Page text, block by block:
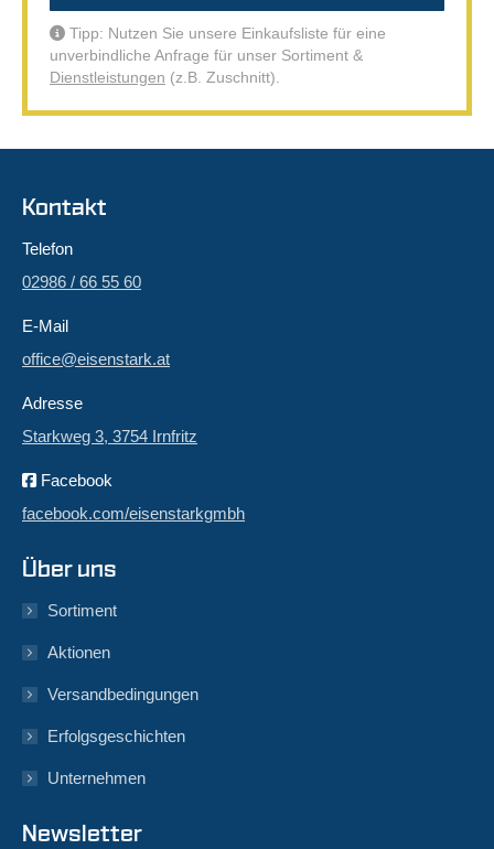
Tipp: Nutzen Sie unsere Einkaufsliste für eine
unverbindliche Anfrage für unser Sortiment &
Dienstleistungen (z.B. Zuschnitt).
Kontakt
Telefon
02986 / 66 55 60
E-Mail
office@eisenstark.at
Adresse
Starkweg 3, 3754 Irnfritz
Facebook
facebook.com/eisenstarkgmbh
Über uns
Sortiment
Aktionen
Versandbedingungen
Erfolgsgeschichten
Unternehmen
Newsletter